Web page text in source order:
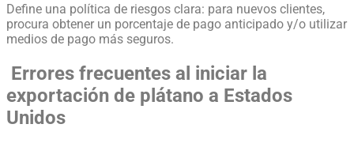
Define una política de riesgos clara: para nuevos clientes,
procura obtener un porcentaje de pago anticipado y/o utilizar
medios de pago más seguros.
Errores frecuentes al iniciar la
exportación de plátano a Estados
Unidos